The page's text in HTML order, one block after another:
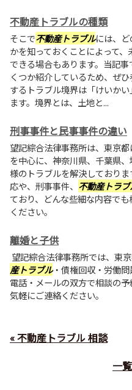
不動産トラブルの種類
そこで不動産トラブルには、
かを知っておくことによって
できる場合もあります。当記事
くつか紹介しているため、ぜ
するトラブル境界は「けいか
ます。境界とは、土地と...
刑事事件と民事事件の違い
望記綜合法律事務所は、東京
を中心に、神奈川県、千葉県
様のトラブルを解決しており
応や、刑事事件、 不動産トラブ
ており、どんな些細な内容で
ください。
離婚と子供
望記綜合法律事務所では、東
産トラブル・債権回収・労働問
電話・メールの双方で相談の
気軽にご連絡ください。
« 不動産トラブル 相談
一